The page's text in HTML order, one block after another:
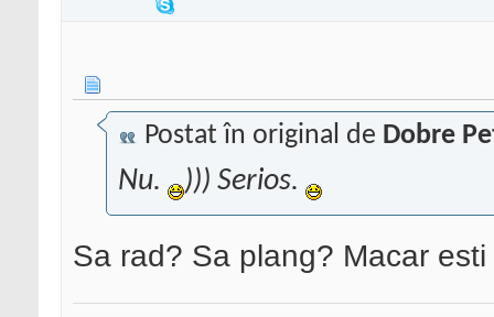
Postat în original de Dobre
Nu. ))) Serios.
Sa rad? Sa plang? Macar esti